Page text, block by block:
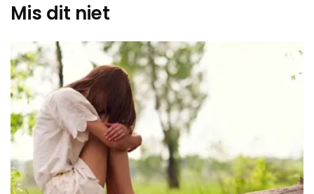
Mis dit niet